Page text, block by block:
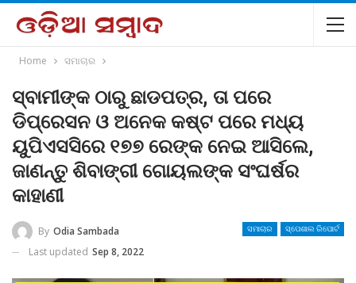
Home ସମାଚାର
ସ୍ବାମୀଙ୍କ ଠାରୁ ଛାଡପତ୍ର, ତା ପରେ
ଡିପ୍ରେସନ ଓ ଅନେକ କଷ୍ଟ ପରେ ମଧ୍ୟ
ୟୁପିଏସସିରେ ୧୭୭ ରେଙ୍କ ନେଇ ଆସିଲେ,
ଜାଣନ୍ତୁ ଶିବାଙ୍ଗୀ ଗୋୟଲଙ୍କ ସଂଘର୍ଷର
କାହାଣୀ
ସମାଚାର ସ୍ପେଶାଲ ରିପୋର୍ଟ
By Odia Sambada
Last updated Sep 8, 2022